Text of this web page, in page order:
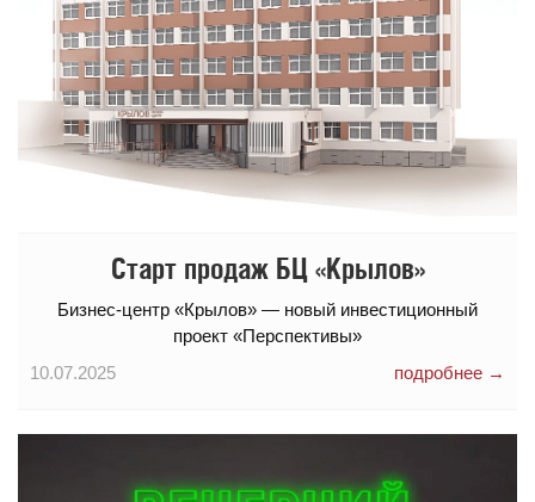
Старт продаж БЦ «Крылов»
Бизнес-центр «Крылов» — новый инвестиционный
проект «Перспективы»
10.07.2025
подробнее →